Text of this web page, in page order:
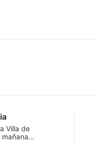
Villa de
mañana…